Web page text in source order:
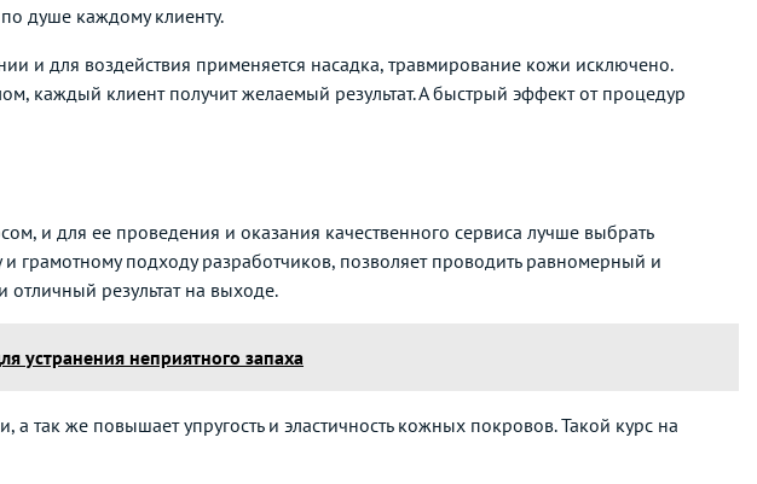
душе каждому клиенту.
и для воздействия применяется насадка, травмирование кожи исключено.
каждый клиент получит желаемый результат. А быстрый эффект от процедур
и для ее проведения и оказания качественного сервиса лучше выбрать
грамотному подходу разработчиков, позволяет проводить равномерный и
отличный результат на выходе.
устранения неприятного запаха
а так же повышает упругость и эластичность кожных покровов. Такой курс на